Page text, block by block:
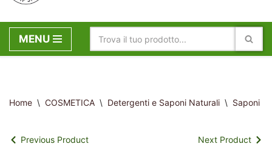
MENU
Home \ COSMETICA \ Detergenti e Saponi Naturali \ Saponi
Previous Product Next Product